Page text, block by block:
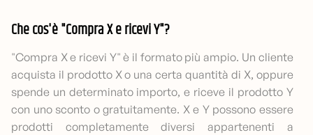
Che cos'è "Compra X e ricevi Y"?
"Compra X e ricevi Y" è il formato più ampio. Un cliente
acquista il prodotto X o una certa quantità di X, oppure
spende un determinato importo, e riceve il prodotto Y
con uno sconto o gratuitamente. X e Y possono essere
prodotti completamente diversi appartenenti a